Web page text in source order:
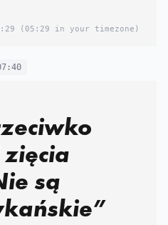
(05:29 in your timezone)
są